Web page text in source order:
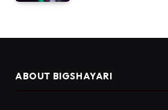
ABOUT BIGSHAYARI